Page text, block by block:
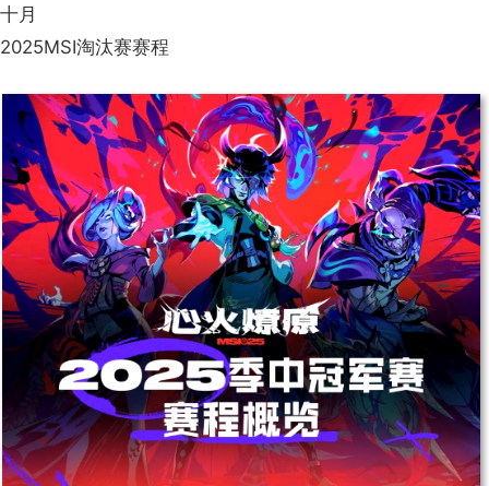
十月
2025MSI淘汰赛赛程